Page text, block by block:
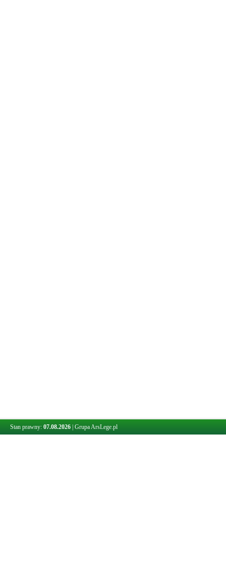
Stan prawny: 07.08.2026 Grupa ArsLege.pl